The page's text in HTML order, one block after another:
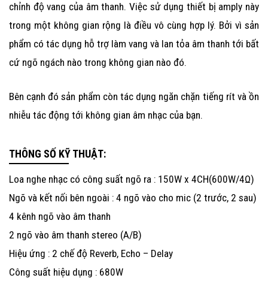
chỉnh độ vang của âm thanh. Việc sử dụng thiết bị amply này
trong một không gian rộng là điều vô cùng hợp lý. Bởi vì sản
phẩm có tác dụng hỗ trợ làm vang và lan tỏa âm thanh tới bất
cứ ngõ ngách nào trong không gian nào đó.
Bên cạnh đó sản phẩm còn tác dụng ngăn chặn tiếng rít và ồn
nhiễu tác động tới không gian âm nhạc của bạn.
THÔNG SỐ KỸ THUẬT:
Loa nghe nhạc có công suất ngõ ra : 150W x 4CH(600W/4Ω)
Ngõ và kết nối bên ngoài : 4 ngõ vào cho mic (2 trước, 2 sau)
4 kênh ngõ vào âm thanh
2 ngõ vào âm thanh stereo (A/B)
Hiệu ứng : 2 chế độ Reverb, Echo – Delay
Công suất hiệu dụng : 680W